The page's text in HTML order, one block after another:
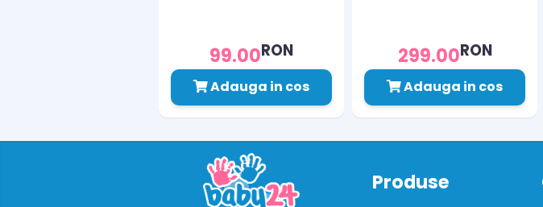
99.00RON
Adauga in cos
299.00RON
Adauga in cos
Produse